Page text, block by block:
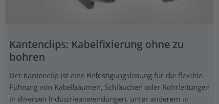
Kantenclips: Kabelfixierung ohne zu
bohren
Der Kantenclip ist eine Befestigungslösung für die flexible
Führung von Kabelbäumen, Schläuchen oder Rohrleitungen
in diversen Industrieanwendungen, unter anderem in